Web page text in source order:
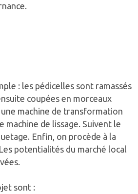
: les pédicelles sont ramassés
coupées en morceaux
machine de transformation
machine de lissage. Suivent le
Enfin, on procède à la
potentialités du marché local
sont :